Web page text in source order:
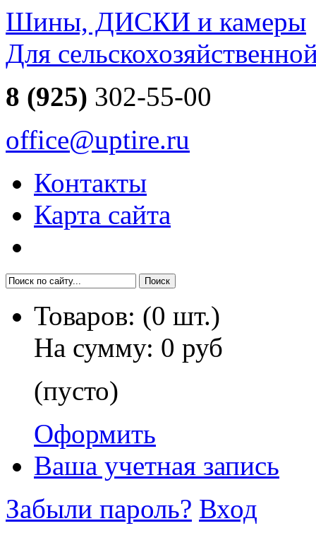
Шины, ДИСКИ и камеры
Для
8 (925) 302-55-00
office@uptire.ru
Контакты
Карта сайта
Товаров: (0 шт.)
На сумму: 0 руб
(пусто)
Оформить
Ваша учетная запись
Забыли пароль? Вход